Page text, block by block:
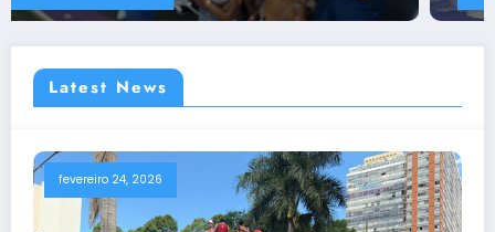
Latest News
fevereiro 24, 2026